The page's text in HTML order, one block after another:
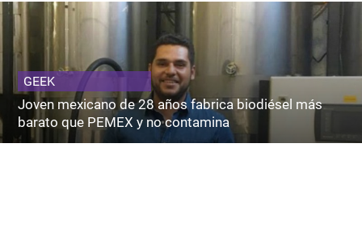
GEEK
Joven mexicano de 28 años fabrica biodiésel más
barato que PEMEX y no contamina